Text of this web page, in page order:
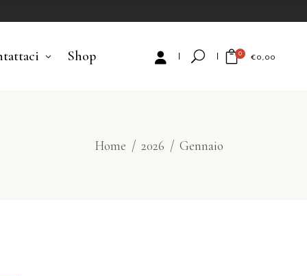
Shop 0 €0,00
Home / 2026 / Gennaio